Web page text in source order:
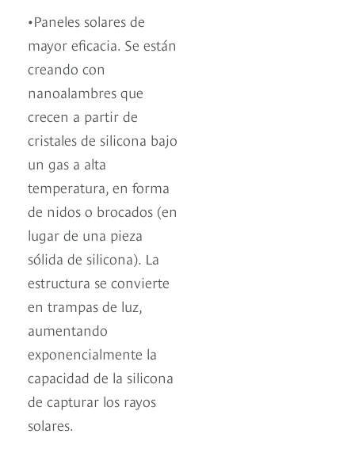
•Paneles solares de
mayor eficacia. Se están
creando con
nanoalambres que
crecen a partir de
cristales de silicona bajo
un gas a alta
temperatura, en forma
de nidos o brocados (en
lugar de una pieza
sólida de silicona). La
estructura se convierte
en trampas de luz,
aumentando
exponencialmente la
capacidad de la silicona
de capturar los rayos
solares.